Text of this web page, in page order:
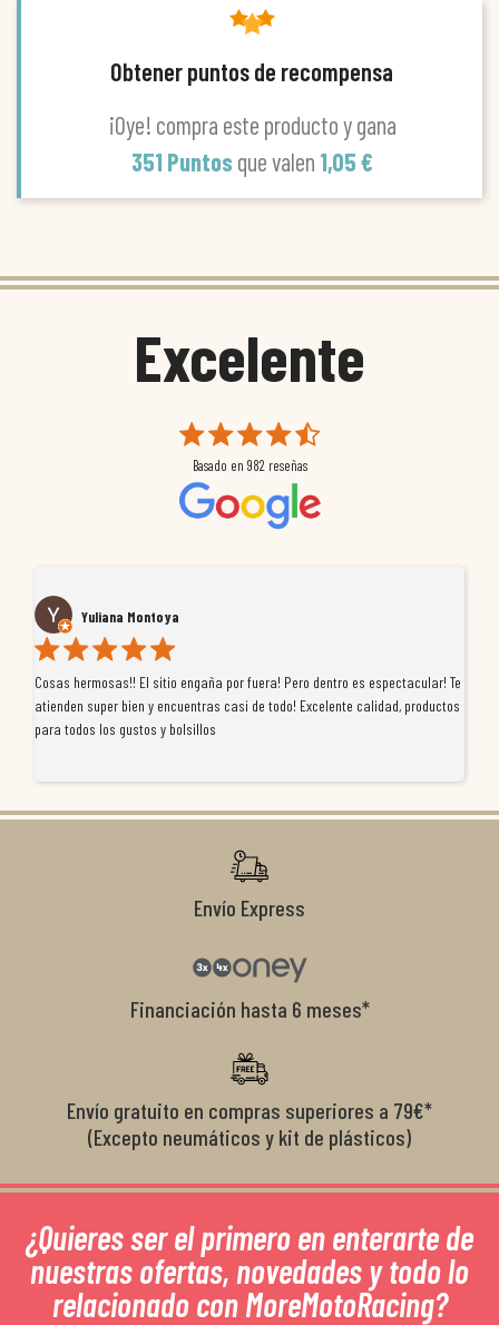
Obtener puntos de recompensa
¡Oye! compra este producto y gana
351 Puntos que valen 1,05 €
Excelente
Basado en 982 reseñas
Yuliana Montoya
Cosas hermosas!! El sitio engaña por fuera! Pero dentro es espectacular! Te
atienden super bien y encuentras casi de todo! Excelente calidad, productos
para todos los gustos y bolsillos
Envío Express
Financiación hasta 6 meses*
Envío gratuito en compras superiores a 79€*
(Excepto neumáticos y kit de plásticos)
¿Quieres ser el primero en enterarte de
nuestras ofertas, novedades y todo lo
relacionado con MoreMotoRacing?